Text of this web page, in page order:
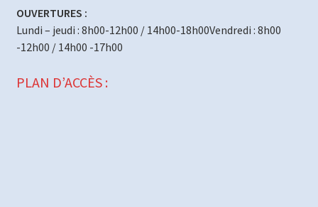
OUVERTURES :
Lundi – jeudi : 8h00-12h00 / 14h00-18h00Vendredi : 8h00
-12h00 / 14h00 -17h00
PLAN D’ACCÈS :